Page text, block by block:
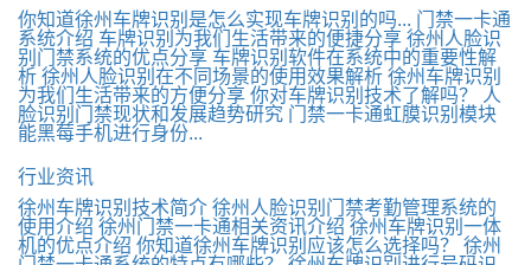
你知道徐州车牌识别是怎么实现车牌识别的吗... 门禁一卡通
系统介绍 车牌识别为我们生活带来的便捷分享 徐州人脸识
别门禁系统的优点分享 车牌识别软件在系统中的重要性解
析 徐州人脸识别在不同场景的使用效果解析 徐州车牌识别
为我们生活带来的方便分享 你对车牌识别技术了解吗？
人
脸识别门禁现状和发展趋势研究 门禁一卡通虹膜识别模块
能黑莓手机进行身份...
行业资讯
徐州车牌识别技术简介 徐州人脸识别门禁考勤管理系统的
使用介绍 徐州门禁一卡通相关资讯介绍 徐州车牌识别一体
机的优点介绍 你知道徐州车牌识别应该怎么选择吗？
徐州